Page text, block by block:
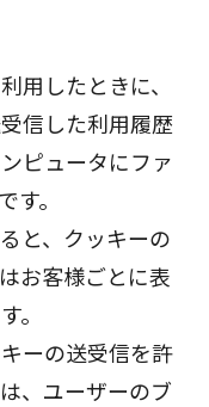
用したときに、
信した利用履歴
ピュータにファ
。
と、クッキーの
お客様ごとに表
。
ーの送受信を許
、ユーザーのブ